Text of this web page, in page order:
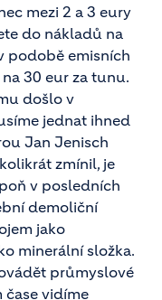
mezi 2 a 3 eury
do nákladů na
podobě emisních
30 eur za tunu.
došlo v
jednat ihned
Jan Jenisch
zmínil, je
v posledních
demoliční
jako
minerální složka.
průmyslové
čase vidíme